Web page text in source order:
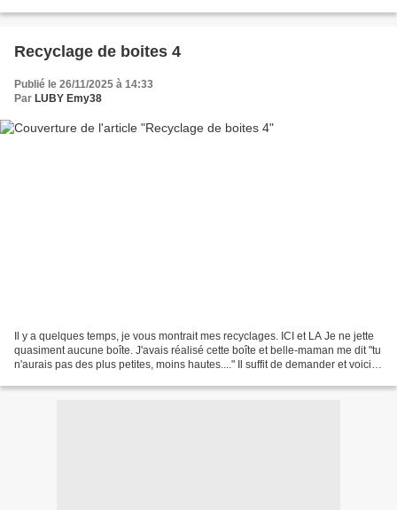
Recyclage de boites 4
Publié le 26/11/2025 à 14:33
Par LUBY Emy38
Il y a quelques temps, je vous montrait mes recyclages. ICI et LA Je ne jette
quasiment aucune boîte. J'avais réalisé cette boîte et belle-maman me dit "tu
n'aurais pas des plus petites, moins hautes...." Il suffit de demander et voici